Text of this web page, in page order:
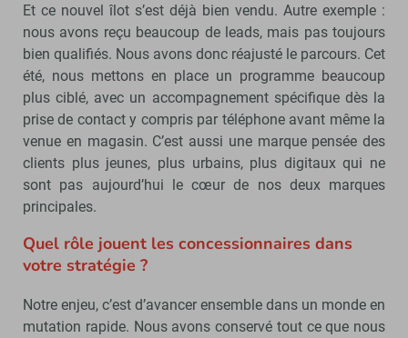
Et ce nouvel îlot s’est déjà bien vendu. Autre exemple :
nous avons reçu beaucoup de leads, mais pas toujours
bien qualifiés. Nous avons donc réajusté le parcours. Cet
été, nous mettons en place un programme beaucoup
plus ciblé, avec un accompagnement spécifique dès la
prise de contact y compris par téléphone avant même la
venue en magasin. C’est aussi une marque pensée des
clients plus jeunes, plus urbains, plus digitaux qui ne
sont pas aujourd’hui le cœur de nos deux marques
principales.
Quel rôle jouent les concessionnaires dans
votre stratégie ?
Notre enjeu, c’est d’avancer ensemble dans un monde en
mutation rapide. Nous avons conservé tout ce que nous